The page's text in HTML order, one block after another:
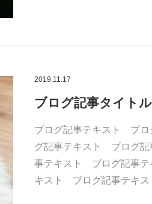
2019.11.17
ブログ記事タイト
ブログ記事テキスト ブ
グ記事テキスト ブログ
事テキスト ブログ記事
キスト ブログ記事テキ